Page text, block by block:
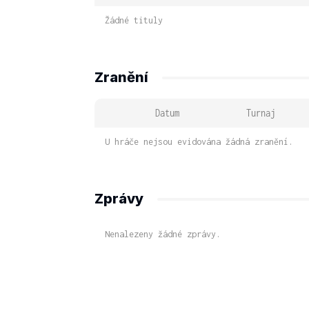
Žádné tituly
Zranění
Datum Turnaj
U hráče nejsou evidována žádná zranění.
Zprávy
Nenalezeny žádné zprávy.